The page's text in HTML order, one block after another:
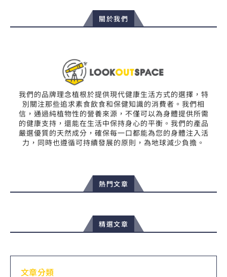
關於我們
我們的品牌理念植根於提供現代健康生活方式的選擇，特
別關注那些追求素食飲食和保健知識的消費者。我們相
信，通過純植物性的營養來源，不僅可以為身體提供所需
的健康支持，還能在生活中保持身心的平衡。我們的產品
嚴選優質的天然成分，確保每一口都能為您的身體注入活
力，同時也遵循可持續發展的原則，為地球減少負擔。
熱門文章
精選文章
文章分類